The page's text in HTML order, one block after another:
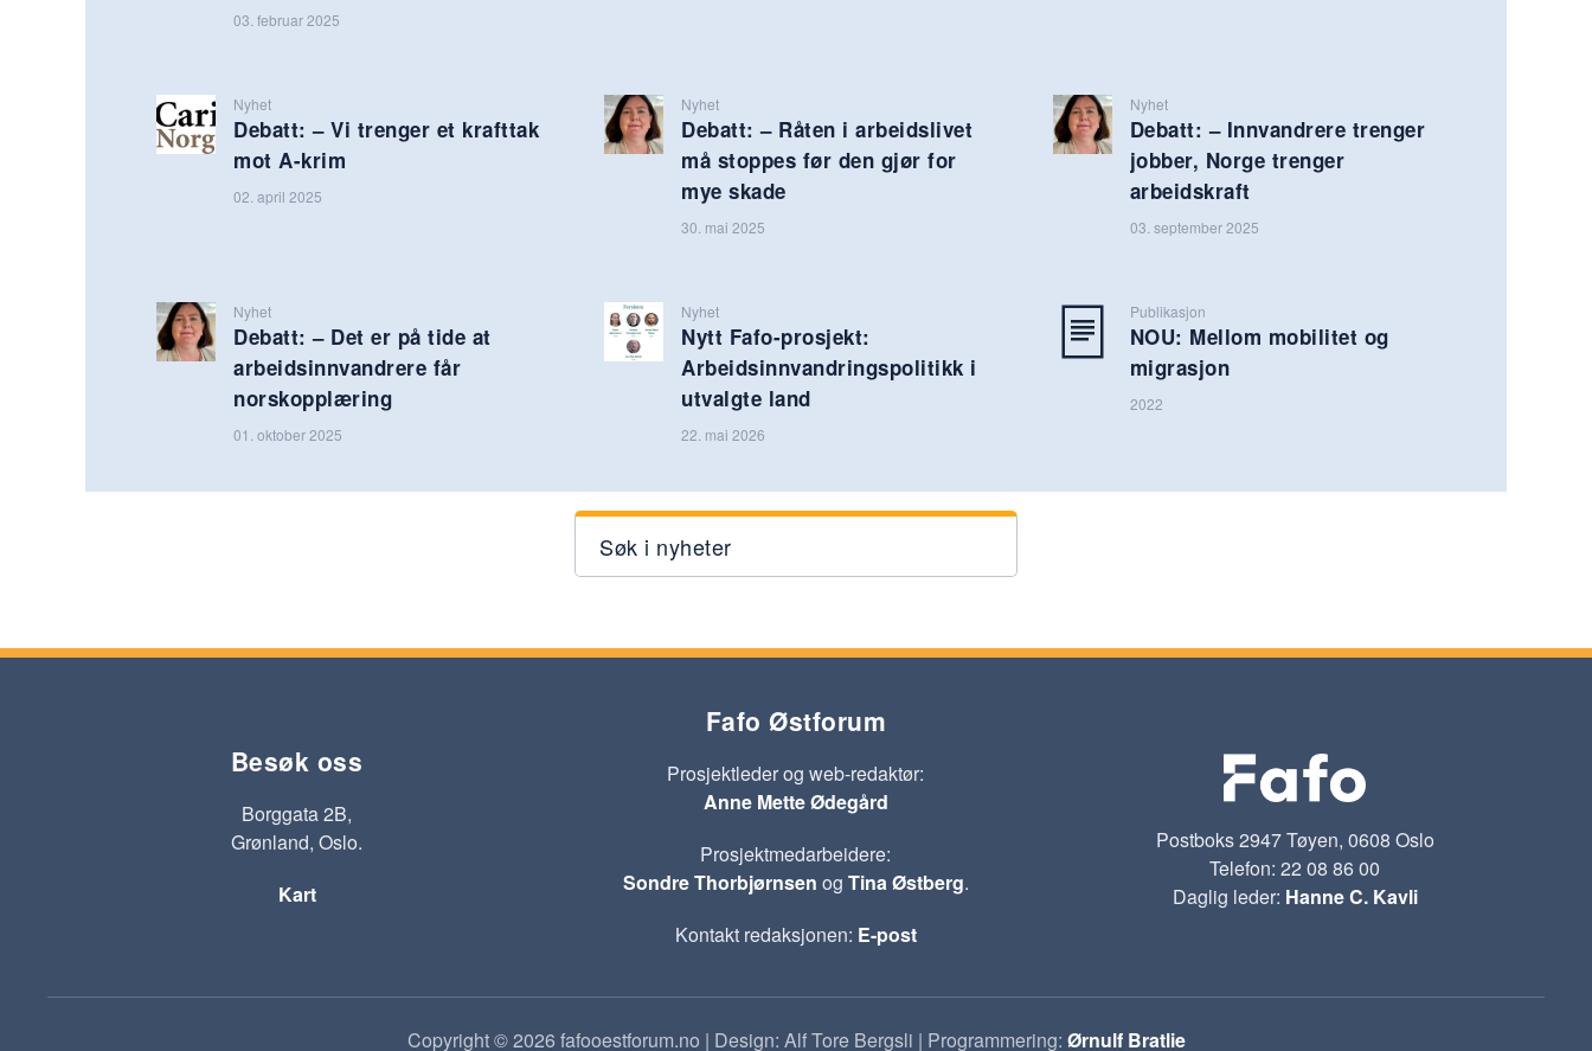
03. februar 2025
Nyhet
Debatt: – Vi trenger et krafttak
mot A-krim
02. april 2025
Nyhet
Debatt: – Råten i arbeidslivet
må stoppes før den gjør for
mye skade
30. mai 2025
Nyhet
Debatt: – Innvandrere trenger
jobber, Norge trenger
arbeidskraft
03. september 2025
Nyhet
Debatt: – Det er på tide at
arbeidsinnvandrere får
norskopplæring
01. oktober 2025
Nyhet
Nytt Fafo-prosjekt:
Arbeidsinnvandringspolitikk i
utvalgte land
22. mai 2026
Publikasjon
NOU: Mellom mobilitet og
migrasjon
2022
Søk i nyheter
Besøk oss
Borggata 2B,
Grønland, Oslo.
Kart
Fafo Østforum
Prosjektleder og web-redaktør:
Anne Mette Ødegård
Prosjektmedarbeidere:
Sondre Thorbjørnsen og Tina Østberg.
Kontakt redaksjonen: E-post
Postboks 2947 Tøyen, 0608 Oslo
Telefon: 22 08 86 00
Daglig leder: Hanne C. Kavli
Copyright © 2026 fafooestforum.no | Design: Alf Tore Bergsli | Programmering: Ørnulf Bratlie